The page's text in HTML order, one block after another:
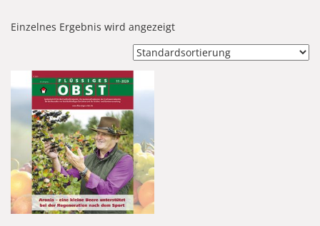
Einzelnes Ergebnis wird angezeigt